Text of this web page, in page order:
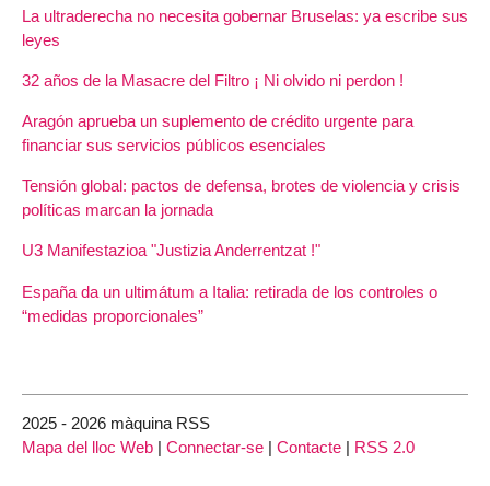
La ultraderecha no necesita gobernar Bruselas: ya escribe sus
leyes
32 años de la Masacre del Filtro ¡ Ni olvido ni perdon !
Aragón aprueba un suplemento de crédito urgente para
financiar sus servicios públicos esenciales
Tensión global: pactos de defensa, brotes de violencia y crisis
políticas marcan la jornada
U3 Manifestazioa "Justizia Anderrentzat !"
España da un ultimátum a Italia: retirada de los controles o
“medidas proporcionales”
2025 - 2026 màquina RSS
Mapa del lloc Web
Connectar-se Contacte RSS 2.0